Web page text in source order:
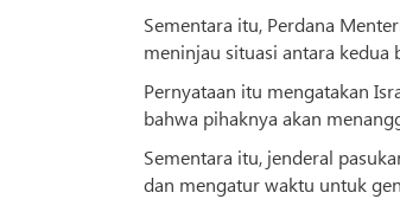
Sementara itu, Perdana
meninjau situasi antara kedua
Pernyataan itu mengatakan
bahwa pihaknya akan
Sementara itu, jenderal
dan mengatur waktu untuk